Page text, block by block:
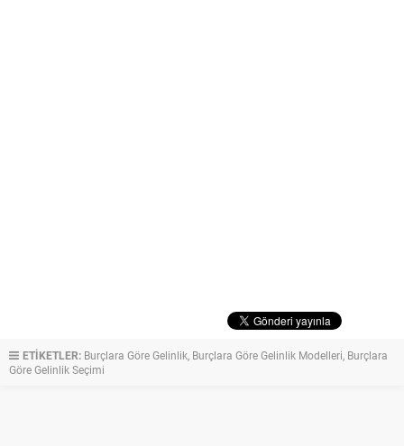
ETİKETLER: Burçlara Göre Gelinlik, Burçlara Göre Gelinlik Modelleri, Burçlara
Göre Gelinlik Seçimi